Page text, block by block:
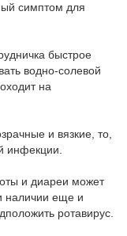
симптом для
быстрое
водно-солевой
на
и вязкие, то,
инфекции.
и диареи может
наличии еще и
ротавирус.